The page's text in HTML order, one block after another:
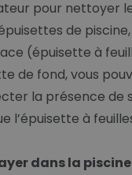
pour nettoyer
de
(épuisette à
de fond, vous
la présence de
l’épuisette à
dans la piscine